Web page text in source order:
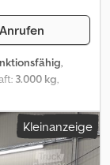
Anrufen
,
3.000 kg,
34 kW (46,23 PS),
, Gesamthöhe:
Kleinanzeige